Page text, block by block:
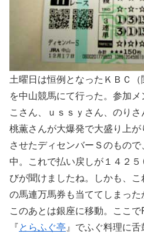
土曜日は恒例となったＫＢＣ
を中山競馬にて行った。参加
こさん、ｕｓｓｙさん、のり
桃薫さんが大爆発で大盛り上
させたディセンバーＳのもの
中。これで払い戻しが１４２
びが聞けましたね。しかも、
の馬連万馬券も当ててしまった
このあとは銀座に移動。ここ
『とらふぐ亭』でふぐ料理に